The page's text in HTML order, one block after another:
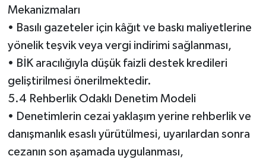
Mekanizmaları
• Basılı gazeteler için kâğıt ve baskı maliyetlerine
yönelik teşvik veya vergi indirimi sağlanması,
• BİK aracılığıyla düşük faizli destek kredileri
geliştirilmesi önerilmektedir.
5.4 Rehberlik Odaklı Denetim Modeli
• Denetimlerin cezai yaklaşım yerine rehberlik ve
danışmanlık esaslı yürütülmesi, uyarılardan sonra
cezanın son aşamada uygulanması,